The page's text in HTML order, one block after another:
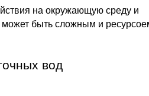
на окружающую среду и
быть сложным и
вод